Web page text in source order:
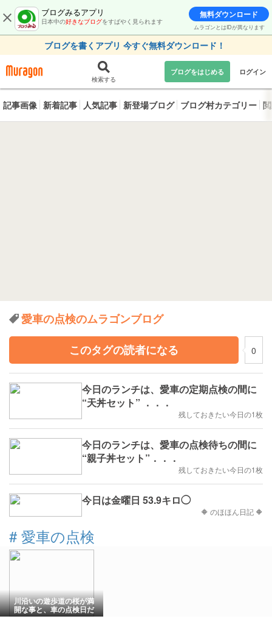
ブログみるアプリ
日本中の好きなブログをすばやく見られます
無料ダウンロード
ムラゴンとはIDが異なります
ブログを書くアプリ 今すぐ無料ダウンロード！
検索する
ブログをはじめる ログイン
記事画像 新着記事 人気記事 新登場ブログ ブログ村カテゴリー
愛車の点検のムラゴンブログ
このタグの読者になる
0
今日のランチは、愛車の定期点検の間に
“天丼セット” ．．．
残しておきたい今日の1枚
今日のランチは、愛車の点検待ちの間に
“親子丼セット”．．．
残しておきたい今日の1枚
今日は金曜日 53.9キロ◯
🔶 のほほん日記 🔶
# 愛車の点検
川沿いの遊歩道の桜が満
開な事と、車の点検日だ